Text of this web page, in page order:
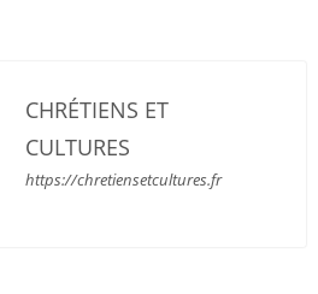
CHRÉTIENS ET
CULTURES
https://chretiensetcultures.fr